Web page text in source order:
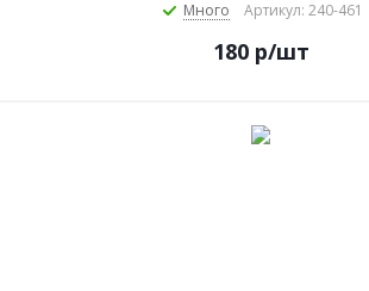
Много Артикул: 240-461
180р/шт